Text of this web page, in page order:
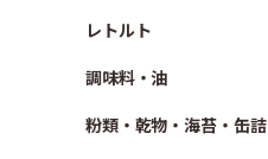
レトルト
調味料・油
粉類・乾物・海苔・缶詰